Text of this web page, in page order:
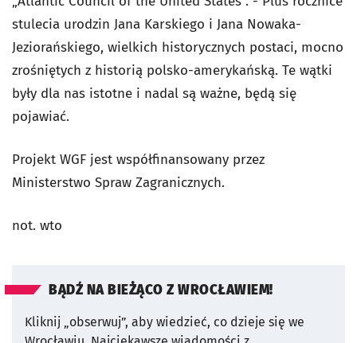
stulecia urodzin Jana Karskiego i Jana Nowaka-
Jeziorańskiego, wielkich historycznych postaci, mocno
zrośniętych z historią polsko-amerykańską. Te wątki
były dla nas istotne i nadal są ważne, będą się
pojawiać.
Projekt WGF jest współfinansowany przez
Ministerstwo Spraw Zagranicznych.
not. wto
BĄDŹ NA BIEŻĄCO Z WROCŁAWIEM!
Kliknij „obserwuj”, aby wiedzieć, co dzieje się we